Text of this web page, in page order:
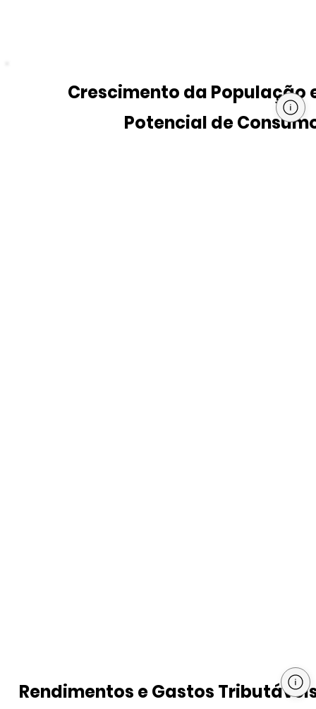
Crescimento da População
Potencial de
Rendimentos e Gastos